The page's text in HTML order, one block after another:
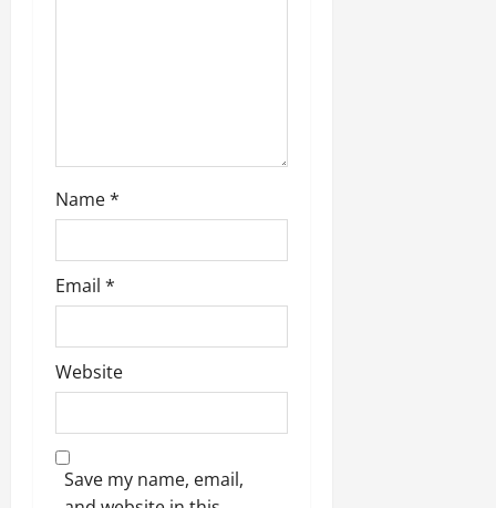
Name*
Email *
Website
Save my name, email,